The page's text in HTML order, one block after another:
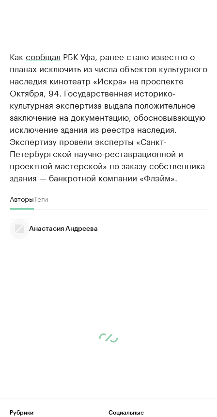
Как сообщал РБК Уфа, ранее стало известно о
планах исключить из числа объектов культурного
наследия кинотеатр «Искра» на проспекте
Октября, 94. Государственная историко-
культурная экспертиза выдала положительное
заключение на документацию, обосновывающую
исключение здания из реестра наследия.
Экспертизу провели эксперты «Санкт-
Петербургской научно-реставрационной и
проектной мастерской» по заказу собственника
здания — банкротной компании «Флэйм».
АвторыТеги
Анастасия Андреева
Рубрики
Социальные